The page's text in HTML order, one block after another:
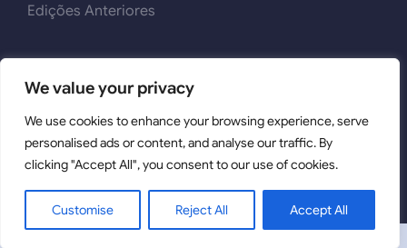
We value your privacy
We use cookies to enhance your browsing experience, serve
personalised ads or content, and analyse our traffic. By
clicking "Accept All", you consent to our use of cookies.
Customise Reject All Accept All
Edições Anteriores
2026 © Mult'iTox | Todos os Direitos Reservados | Powered
by